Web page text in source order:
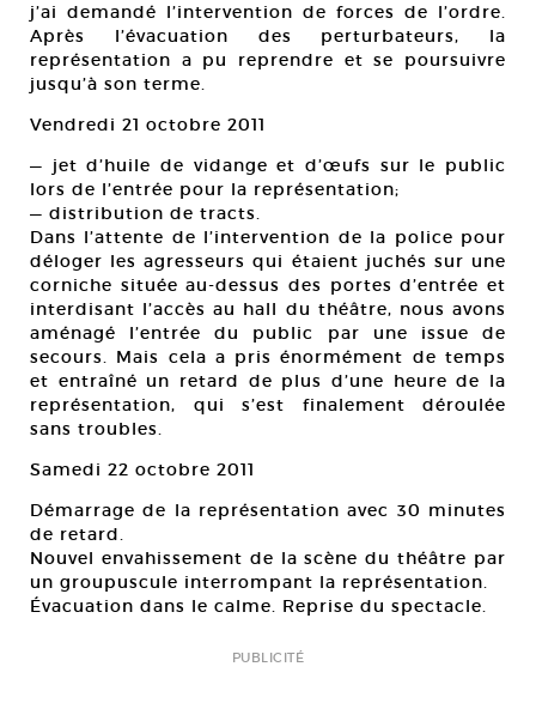
j’ai demandé l’intervention de forces de l’ordre.
Après l’évacuation des perturbateurs, la
représentation a pu reprendre et se poursuivre
jusqu’à son terme.
Vendredi 21 octobre 2011
— jet d’huile de vidange et d’œufs sur le public
lors de l’entrée pour la représentation;
— distribution de tracts.
Dans l’attente de l’intervention de la police pour
déloger les agresseurs qui étaient juchés sur une
corniche située au-dessus des portes d’entrée et
interdisant l’accès au hall du théâtre, nous avons
aménagé l’entrée du public par une issue de
secours. Mais cela a pris énormément de temps
et entraîné un retard de plus d’une heure de la
représentation, qui s’est finalement déroulée
sans troubles.
Samedi 22 octobre 2011
Démarrage de la représentation avec 30 minutes
de retard.
Nouvel envahissement de la scène du théâtre par
un groupuscule interrompant la représentation.
Évacuation dans le calme. Reprise du spectacle.
PUBLICITÉ